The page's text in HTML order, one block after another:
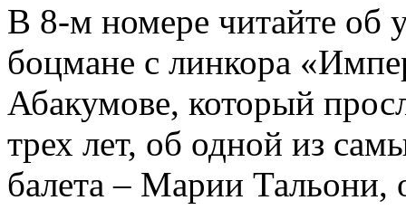
В 8-м номере читайте об
боцмане с линкора
Абакумове, который
трех лет, об одной из
балета – Марии